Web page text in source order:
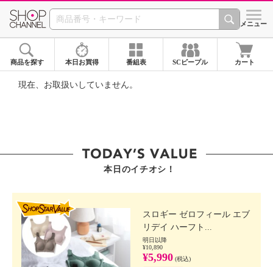
SHOP CHANNEL ショッ
メニュー
商品を探す 本日お買得 番組表 SCピープル カート
現在、お取扱いしていません。
本日のイチオシ！
スロギー ゼロフィール エブ
リデイ ハーフト...
明日以降
¥10,890
¥5,990 (税込)